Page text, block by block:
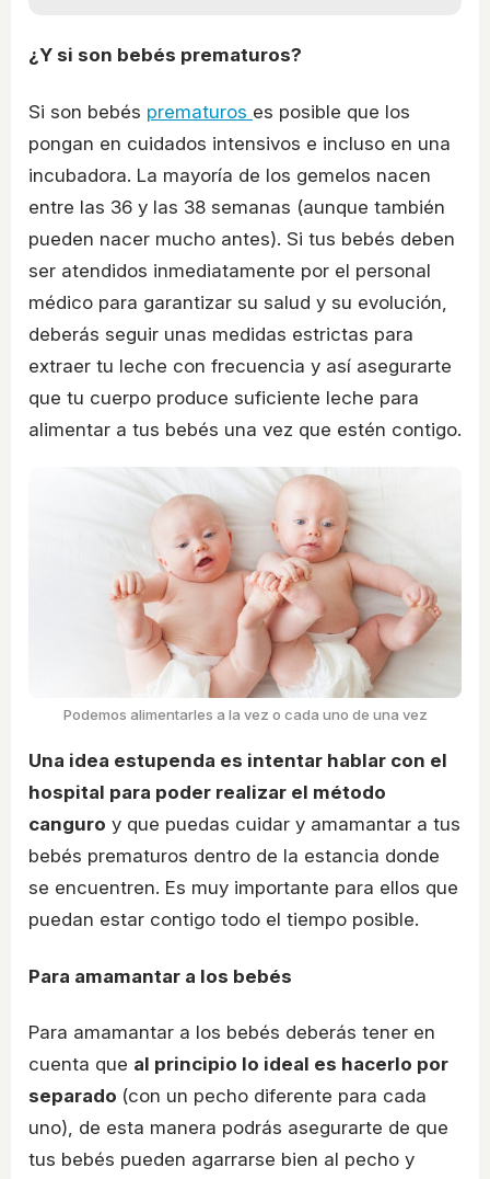
¿Y si son bebés prematuros?
Si son bebés prematuros es posible que los
pongan en cuidados intensivos e incluso en una
incubadora. La mayoría de los gemelos nacen
entre las 36 y las 38 semanas (aunque también
pueden nacer mucho antes). Si tus bebés deben
ser atendidos inmediatamente por el personal
médico para garantizar su salud y su evolución,
deberás seguir unas medidas estrictas para
extraer tu leche con frecuencia y así asegurarte
que tu cuerpo produce suficiente leche para
alimentar a tus bebés una vez que estén contigo.
Podemos alimentarles a la vez o cada uno de una vez
Una idea estupenda es intentar hablar con el
hospital para poder realizar el método
canguro y que puedas cuidar y amamantar a tus
bebés prematuros dentro de la estancia donde
se encuentren. Es muy importante para ellos que
puedan estar contigo todo el tiempo posible.
Para amamantar a los bebés
Para amamantar a los bebés deberás tener en
cuenta que al principio lo ideal es hacerlo por
separado (con un pecho diferente para cada
uno), de esta manera podrás asegurarte de que
tus bebés pueden agarrarse bien al pecho y